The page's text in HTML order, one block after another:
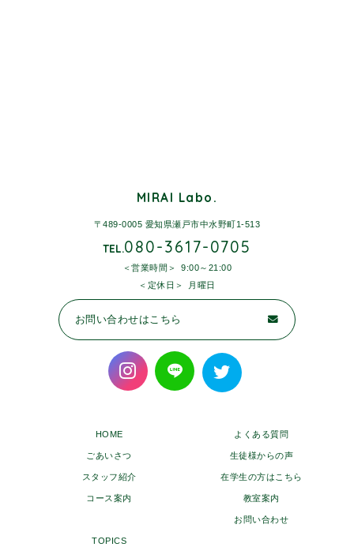
MIRAI Labo.
〒489-0005 愛知県瀬戸市中水野町1-513
TEL.080-3617-0705
営業時間
9:00～21:00
定休日
月曜日
お問い合わせはこちら
HOME
ごあいさつ
スタッフ紹介
コース案内
よくある質問
生徒様からの声
在学生の方はこちら
教室案内
お問い合わせ
TOPICS